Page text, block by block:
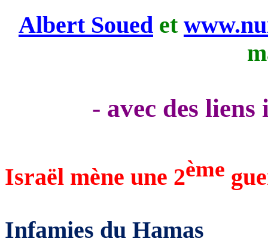
Albert Soued et
- avec des
Israël mène une 2ème
Infamies du Hamas